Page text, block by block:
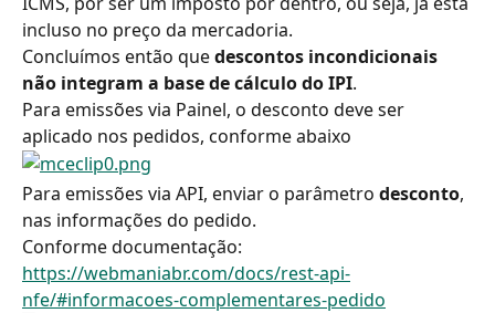
incluso no preço da mercadoria.
Concluímos então que descontos incondicionais
não integram a base de cálculo do IPI.
Para emissões via Painel, o desconto deve ser
aplicado nos pedidos, conforme abaixo
Para emissões via API, enviar o parâmetro desconto,
nas informações do pedido.
Conforme documentação:
https://webmaniabr.com/docs/rest-api-
nfe/#informacoes-complementares-pedido